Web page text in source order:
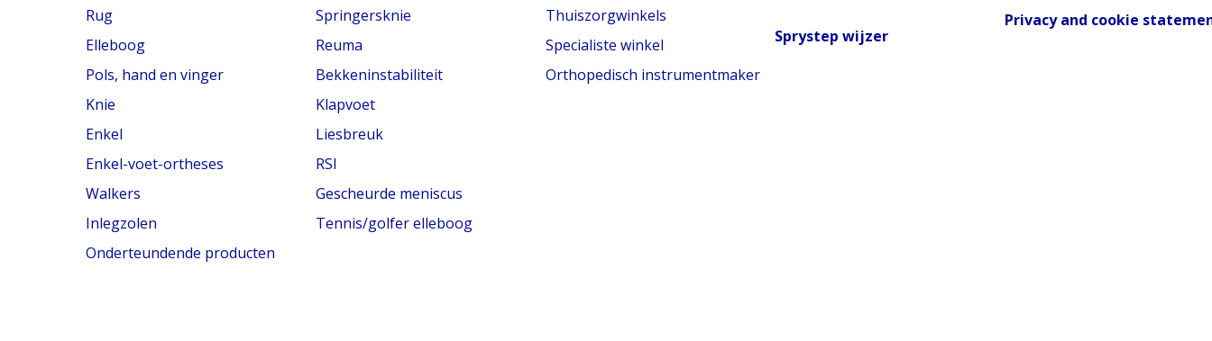
Rug
Elleboog
Pols, hand en vinger
Knie
Enkel
Enkel-voet-ortheses
Walkers
Inlegzolen
Onderteundende producten
Springersknie
Reuma
Bekkeninstabiliteit
Klapvoet
Liesbreuk
RSI
Gescheurde meniscus
Tennis/golfer elleboog
Thuiszorgwinkels
Specialiste winkel
Orthopedisch instrumentmaker
Sprystep wijzer
Privacy and cookie